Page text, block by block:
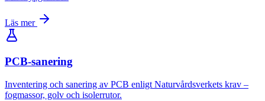
Läs mer
PCB-sanering
Inventering och sanering av PCB enligt Naturvårdsverkets krav –
fogmassor, golv och isolerrutor.